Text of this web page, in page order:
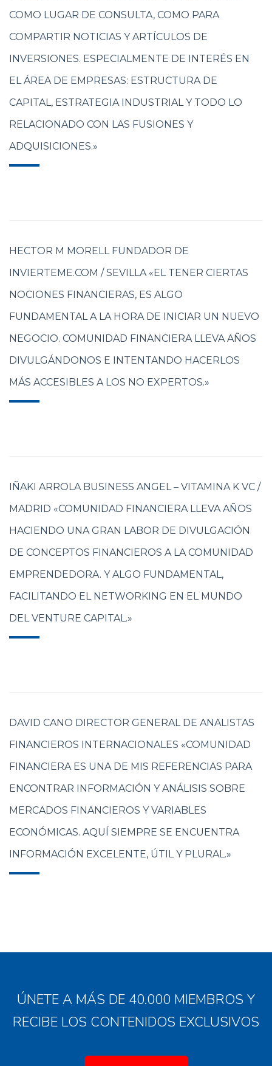
COMO LUGAR DE CONSULTA, COMO PARA
COMPARTIR NOTICIAS Y ARTÍCULOS DE
INVERSIONES. ESPECIALMENTE DE INTERÉS EN
EL ÁREA DE EMPRESAS: ESTRUCTURA DE
CAPITAL, ESTRATEGIA INDUSTRIAL Y TODO LO
RELACIONADO CON LAS FUSIONES Y
ADQUISICIONES.»
HECTOR M MORELL FUNDADOR DE
INVIERTEME.COM / SEVILLA «EL TENER CIERTAS
NOCIONES FINANCIERAS, ES ALGO
FUNDAMENTAL A LA HORA DE INICIAR UN NUEVO
NEGOCIO. COMUNIDAD FINANCIERA LLEVA AÑOS
DIVULGÁNDONOS E INTENTANDO HACERLOS
MÁS ACCESIBLES A LOS NO EXPERTOS.»
IÑAKI ARROLA BUSINESS ANGEL – VITAMINA K VC /
MADRID «COMUNIDAD FINANCIERA LLEVA AÑOS
HACIENDO UNA GRAN LABOR DE DIVULGACIÓN
DE CONCEPTOS FINANCIEROS A LA COMUNIDAD
EMPRENDEDORA. Y ALGO FUNDAMENTAL,
FACILITANDO EL NETWORKING EN EL MUNDO
DEL VENTURE CAPITAL.»
DAVID CANO DIRECTOR GENERAL DE ANALISTAS
FINANCIEROS INTERNACIONALES «COMUNIDAD
FINANCIERA ES UNA DE MIS REFERENCIAS PARA
ENCONTRAR INFORMACIÓN Y ANÁLISIS SOBRE
MERCADOS FINANCIEROS Y VARIABLES
ECONÓMICAS. AQUÍ SIEMPRE SE ENCUENTRA
INFORMACIÓN EXCELENTE, ÚTIL Y PLURAL.»
ÚNETE A MÁS DE 40.000 MIEMBROS Y
RECIBE LOS CONTENIDOS EXCLUSIVOS